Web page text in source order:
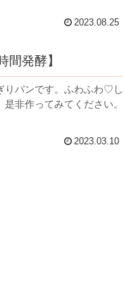
2023.08.25
発酵】
りパンです。ふわふわ♡し
非作ってみてください。
2023.03.10